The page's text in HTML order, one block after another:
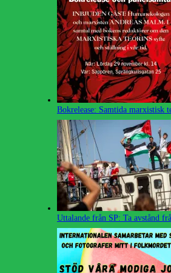
Bokrelease: Samtida marxistisk
Uttalande från SP: Ta avstånd